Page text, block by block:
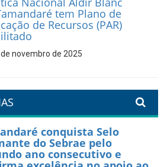
diálogo e
com a
da educação
de fevereiro de 2026
da cidade.
— Prefeitura
transporte gratuito
os estudantes